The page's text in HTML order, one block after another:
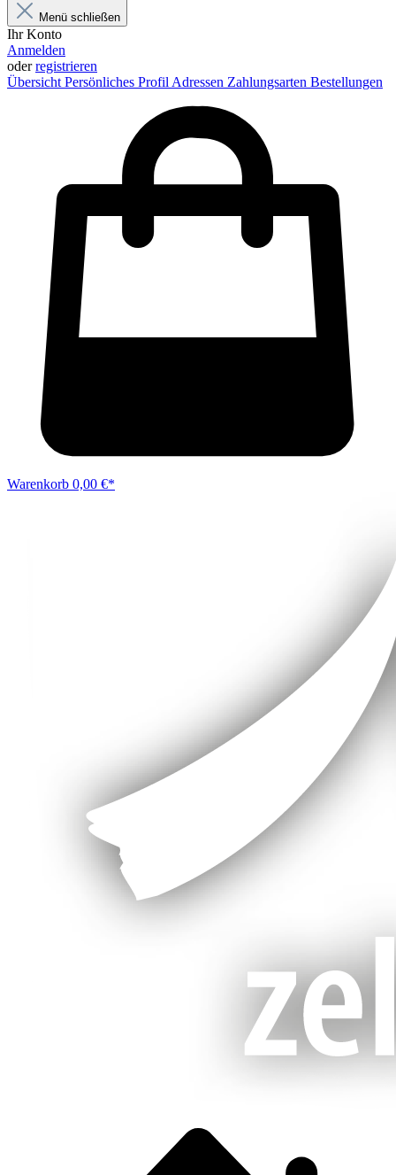
Menü schließen
Ihr Konto
Anmelden
oderregistrieren
Übersicht Persönliches Profil Adressen Zahlungsarten Bestellungen
Warenkorb 0,00 €*